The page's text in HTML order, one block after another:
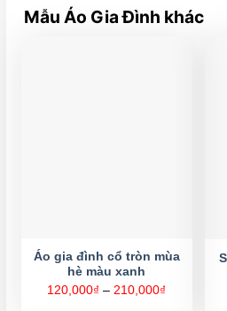
Mẫu Áo Gia Đình khác
Áo gia đình cổ tròn mùa
hè màu xanh
120,000₫ – 210,000₫